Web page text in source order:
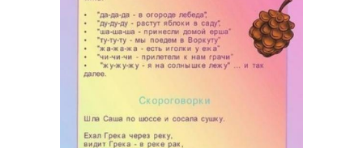
Язык без потери Родной язык